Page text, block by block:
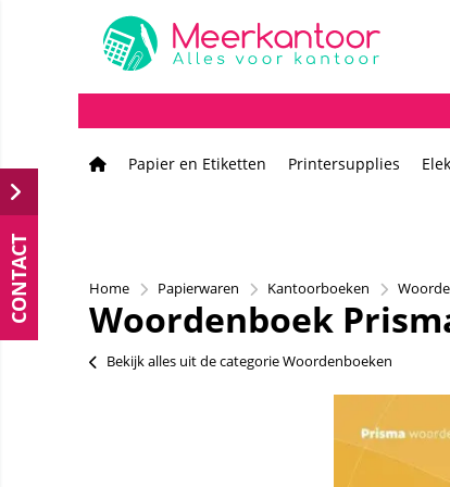
Papier en Etiketten Printersupplies
Home Papierwaren Kantoorboeken
Woordenboek
Bekijk alles uit de categorie Woordenboeken
CONTACT